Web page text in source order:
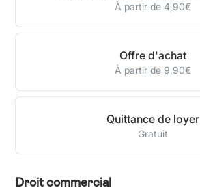
À partir de 4,90€
Offre d'achat
À partir de 9,90€
Quittance de loyer
Gratuit
Droit commercial